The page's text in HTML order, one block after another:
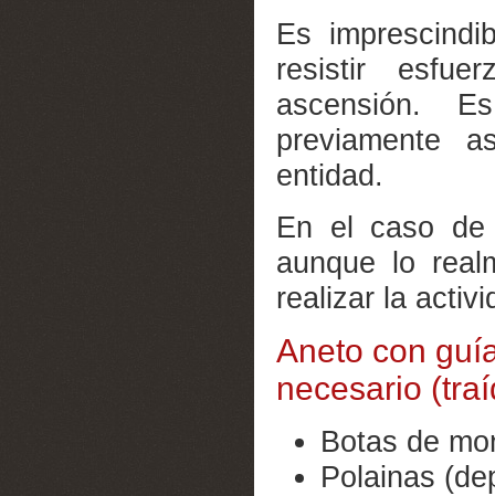
Es
resistir
ascensión.
previamente
entidad.
En el caso
aunque lo
realizar la
Aneto con
necesario
Botas de
Polainas